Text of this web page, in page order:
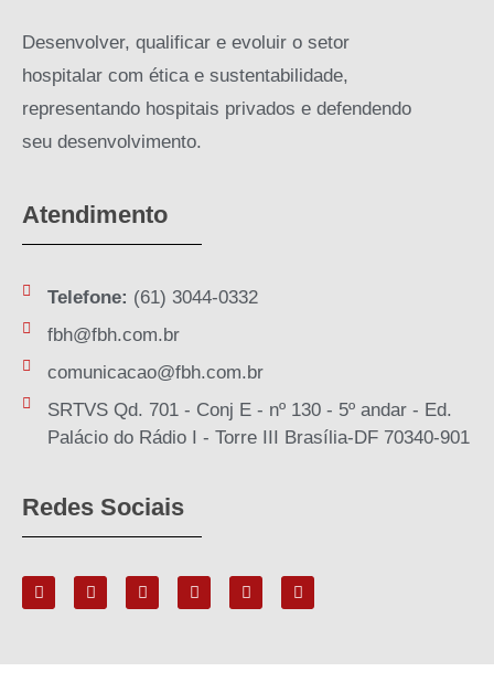
Desenvolver, qualificar e evoluir o setor
hospitalar com ética e sustentabilidade,
representando hospitais privados e defendendo
seu desenvolvimento.
Atendimento
Telefone: (61) 3044-0332
fbh@fbh.com.br
comunicacao@fbh.com.br
SRTVS Qd. 701 - Conj E - nº 130 - 5º andar - Ed.
Palácio do Rádio I - Torre III Brasília-DF 70340-901
Redes Sociais